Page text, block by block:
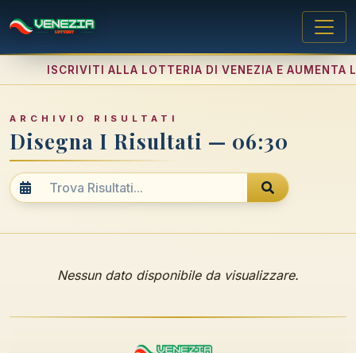
ISCRIVITI ALLA LOTTERIA DI VENEZIA E AUMENTA
ARCHIVIO RISULTATI
Disegna I Risultati — 06:30
Nessun dato disponibile da visualizzare.